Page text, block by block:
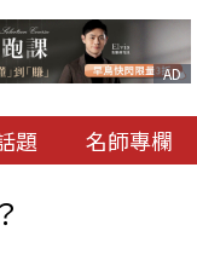
AD
題 名師專欄